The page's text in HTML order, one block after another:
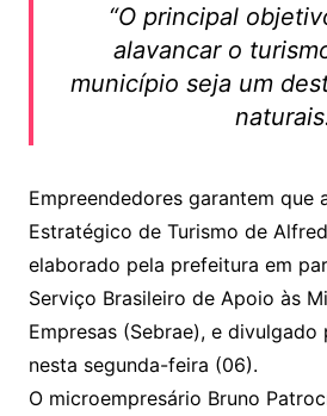
A
p
e
b
o
k
er l
“O principal
alavancar o
município seja um
Empreendedores garantem que
Estratégico de Turismo de
elaborado pela prefeitura em
Serviço Brasileiro de Apoio às
Empresas (Sebrae), e divulgado
nesta segunda-feira (06).
O microempresário Bruno